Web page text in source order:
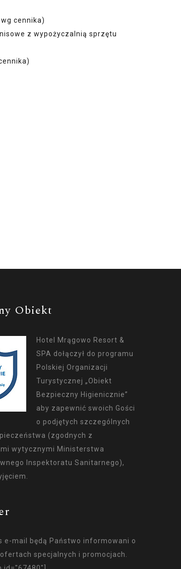
cennika)
z wypożyczalnią sprzętu
Obiekt
Hotel Mrągowo Resort &
SPA dołączył do programu
Polskiej Organizacji
Turystycznej „Obiekt
Bezpieczny Higienicznie”
aby zapewnić swoich Gości
o podjętych szczególnych
(zgodnych z
wytycznymi Ministerstwa
Inspektoratu Sanitarnego),
e-mail będą Państwo informowani o
specjalnych i promocjach.